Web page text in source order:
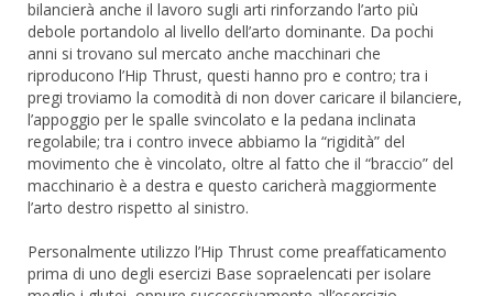
bilancierà anche il lavoro sugli arti rinforzando l’arto più
debole portandolo al livello dell’arto dominante. Da pochi
anni si trovano sul mercato anche macchinari che
riproducono l’Hip Thrust, questi hanno pro e contro; tra i
pregi troviamo la comodità di non dover caricare il bilanciere,
l’appoggio per le spalle svincolato e la pedana inclinata
regolabile; tra i contro invece abbiamo la “rigidità” del
movimento che è vincolato, oltre al fatto che il “braccio” del
macchinario è a destra e questo caricherà maggiormente
l’arto destro rispetto al sinistro.
Personalmente utilizzo l’Hip Thrust come preaffaticamento
prima di uno degli esercizi Base sopraelencati per isolare